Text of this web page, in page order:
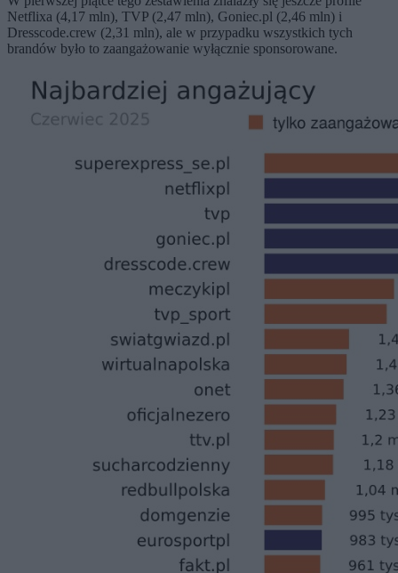
Netflixa (4,17 mln), TVP (2,47 mln), Goniec.pl (2,46 mln) i
Dresscode.crew (2,31 mln), ale w przypadku wszystkich tych
brandów było to zaangażowanie wyłącznie sponsorowane.